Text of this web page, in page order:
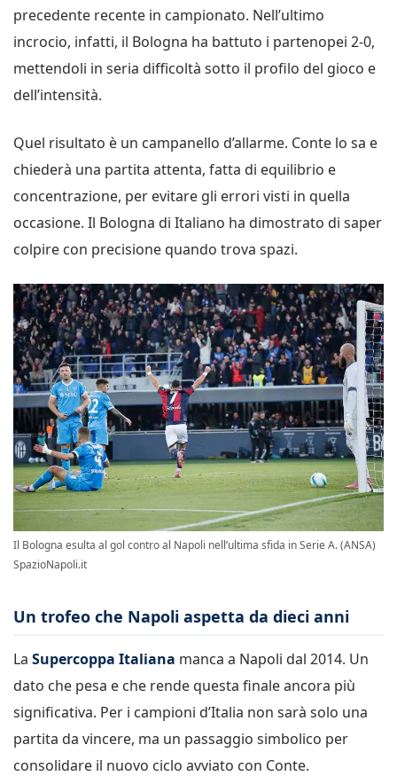
precedente recente in campionato. Nell’ultimo
incrocio, infatti, il Bologna ha battuto i partenopei 2-0,
mettendoli in seria difficoltà sotto il profilo del gioco e
dell’intensità.
Quel risultato è un campanello d’allarme. Conte lo sa e
chiederà una partita attenta, fatta di equilibrio e
concentrazione, per evitare gli errori visti in quella
occasione. Il Bologna di Italiano ha dimostrato di saper
colpire con precisione quando trova spazi.
Il Bologna esulta al gol contro al Napoli nell’ultima sfida in Serie A. (ANSA)
SpazioNapoli.it
Un trofeo che Napoli aspetta da dieci anni
La Supercoppa Italiana manca a Napoli dal 2014. Un
dato che pesa e che rende questa finale ancora più
significativa. Per i campioni d’Italia non sarà solo una
partita da vincere, ma un passaggio simbolico per
consolidare il nuovo ciclo avviato con Conte.